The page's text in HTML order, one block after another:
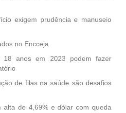
exigem prudência e manuseio
no Encceja
18 anos em 2023 podem fazer
de filas na saúde são desafios
alta de 4,69% e dólar com queda